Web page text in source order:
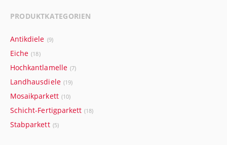
PRODUKTKATEGORIEN
Antikdiele (9)
Eiche (18)
Hochkantlamelle (7)
Landhausdiele (19)
Mosaikparkett (10)
Schicht-Fertigparkett (18)
Stabparkett (5)